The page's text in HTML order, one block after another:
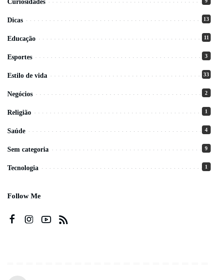
Curiosidades
Dicas 13
Educação 11
Esportes 3
Estilo de vida 33
Negócios 2
Religião 1
Saúde 4
Sem categoria 9
Tecnologia 1
Follow Me